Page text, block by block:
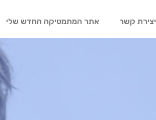
יצירת קשר אתר המתמטיקה החדש שלי